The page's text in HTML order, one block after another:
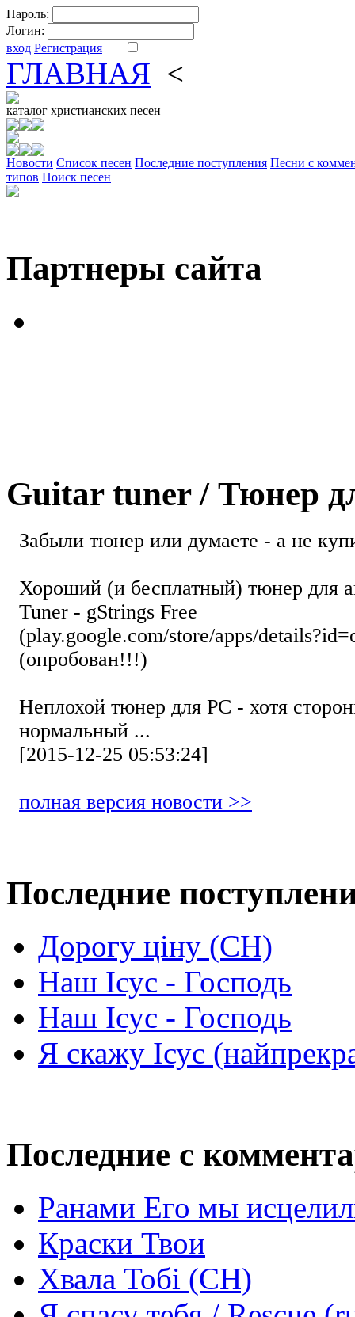
Пароль:
Логин:
вход Регистрация
ГЛАВНАЯ <
каталог христианских песен
Новости Cписок песен Последние поступления Песни с
типов Поиск песен
Партнеры сайта
Guitar tuner / Тюнер
Забыли тюнер или думаете - а не
Хороший (и бесплатный) тюнер для
Tuner - gStrings Free
(play.google.com/store/apps/
(опробован!!!)
Неплохой тюнер для РС - хотя
нормальный ...
[2015-12-25 05:53:24]
полная версия новости >>
Последние
Дорогу ціну (СН)
Наш Ісус - Господь
Наш Ісус - Господь
Я скажу Ісус
Последние с
Ранами Его мы
Краски Твои
Хвала Тобі (СН)